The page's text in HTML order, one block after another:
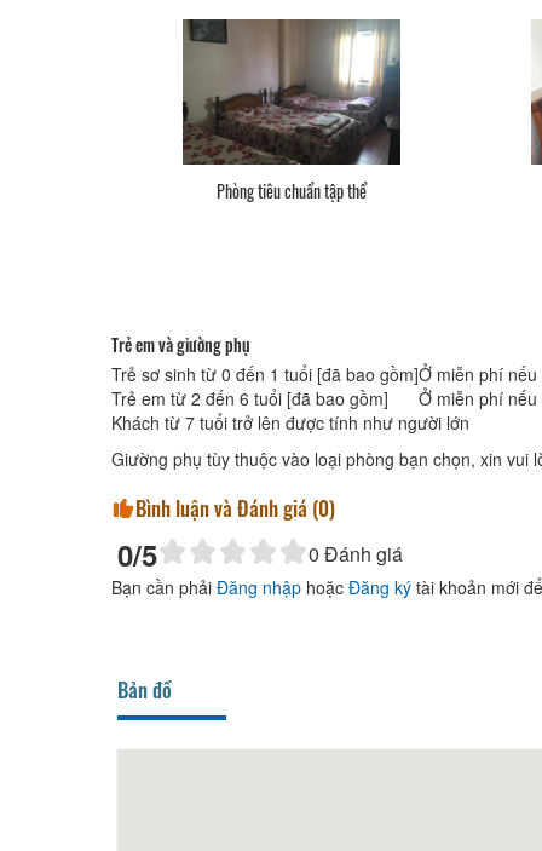
Phòng tiêu chuẩn tập thể
Trẻ em và giường phụ
Trẻ sơ sinh từ 0 đến 1 tuổi [đã bao gồm]Ở miễn phí
Trẻ em từ 2 đến 6 tuổi [đã bao gồm]
Ở miễn phí
Khách từ 7 tuổi trở lên được tính như người lớn
Giường phụ tùy thuộc vào loại phòng bạn chọn, xin vui
Bình luận và Đánh giá (0)
0/5 0 Đánh giá
Bạn cần phải Đăng nhập hoặc Đăng ký tài khoản mới
Bản đồ